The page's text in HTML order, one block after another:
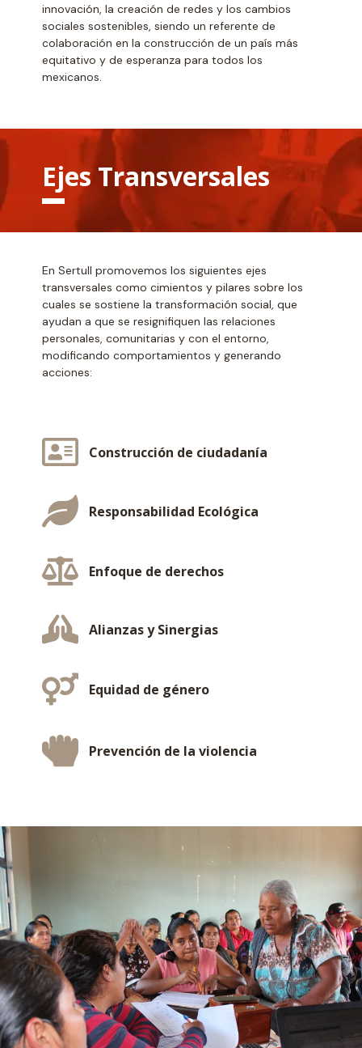
innovación, la creación de redes y los cambios
sociales sostenibles, siendo un referente de
colaboración en la construcción de un país más
equitativo y de esperanza para todos los
mexicanos.
Ejes Transversales
En Sertull promovemos los siguientes ejes
transversales como cimientos y pilares sobre los
cuales se sostiene la transformación social, que
ayudan a que se resignifiquen las relaciones
personales, comunitarias y con el entorno,
modificando comportamientos y generando
acciones:
Construcción de ciudadanía
Responsabilidad Ecológica
Enfoque de derechos
Alianzas y Sinergias
Equidad de género
Prevención de la violencia